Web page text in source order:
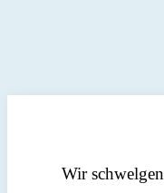
Wir